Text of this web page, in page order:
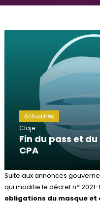
Actualités
Claje
Fin du pass et
CPA
Suite aux annonces
qui modifie le décret n° 2021-
obligations du masque et